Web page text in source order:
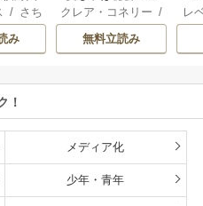
/ さち
み
継ぎ
クレア・コネリー /
津寺里可子
無料立読み
結
レ
！
メディア化
少年・青年